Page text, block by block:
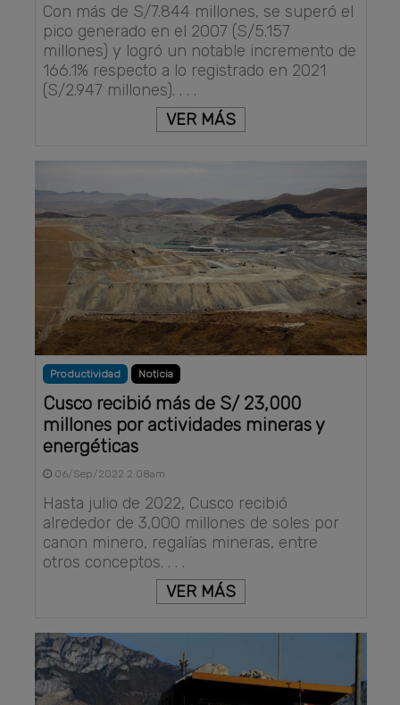
Con más de S/7.844 millones, se superó el
pico generado en el 2007 (S/5.157
millones) y logró un notable incremento de
166.1% respecto a lo registrado en 2021
(S/2.947 millones). . . .
VER MÁS
Productividad Noticia
Cusco recibió más de S/ 23,000
millones por actividades mineras y
energéticas
06/Sep/2022 2:08am
Hasta julio de 2022, Cusco recibió
alrededor de 3,000 millones de soles por
canon minero, regalías mineras, entre
otros conceptos. . . .
VER MÁS